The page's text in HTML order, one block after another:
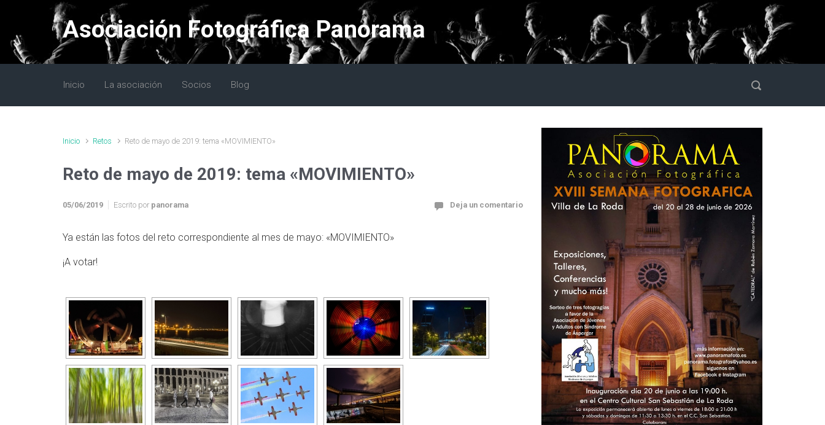
Saltar al contenido principal
Asociación Fotográfica Panorama
Inicio La asociación Socios Blog
Inicio Retos Reto de mayo de 2019: tema «MOVIMIENTO»
Reto de mayo de 2019: tema «MOVIMIENTO»
05/06/2019 Escrito por panorama Deja un comentario
Ya están las fotos del reto correspondiente al mes de mayo: «MOVIMIENTO»
¡A votar!